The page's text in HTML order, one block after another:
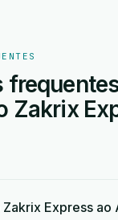
Zakrix
Express ao